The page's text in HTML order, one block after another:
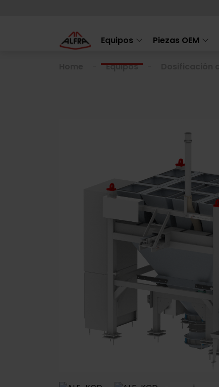
Equipos Piezas OEM
Equipos